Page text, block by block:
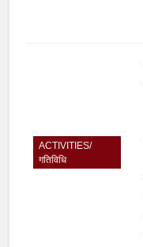
ACTIVITIES/
गतिविधि